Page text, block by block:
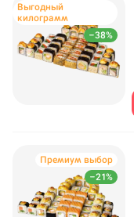
–38%
Выгодный
килограмм
–21%
Премиум выбор